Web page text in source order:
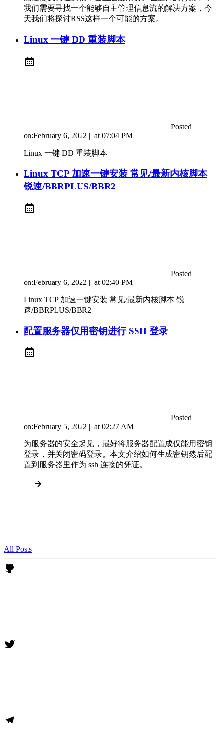
我们需要寻找一个能够自主管理信息流的解决方案，今
天我们将探讨RSS这样一个可能的方案。
Linux 一键 DD 重装脚本
Posted
on:February 6, 2022 | at 07:04 PM
Linux 一键 DD 重装脚本
Linux TCP 加速一键安装 常见/最新内核脚本
锐速/BBRPLUS/BBR2
Posted
on:February 6, 2022 | at 02:40 PM
Linux TCP 加速一键安装 常见/最新内核脚本 锐
速/BBRPLUS/BBR2
配置服务器仅用密钥进行 SSH 登录
Posted
on:February 5, 2022 at02:27 AM
为服务器的安全起见，最好将服务器配置成仅能用密钥
登录，并关闭密码登录。本文介绍如何生成密钥然后配
置到服务器里作为 ssh 连接的凭证。
All Posts